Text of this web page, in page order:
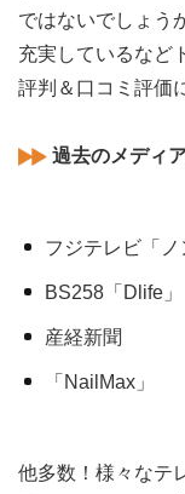
ではないでしょう
充実しているなど
評判＆口コミ評価
過去のメディ
フジテレビ「ノ
BS258「Dlife」
産経新聞
「NailMax」
他多数！様々なテ